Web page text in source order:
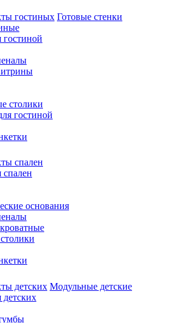
гостиных Готовые стенки
гостиной
столики
гостиной
спален
спален
основания
детских Модульные детские
детских